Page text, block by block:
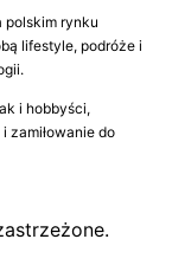
rynku
lifestyle, podróże i
i hobbyści,
zamiłowanie do